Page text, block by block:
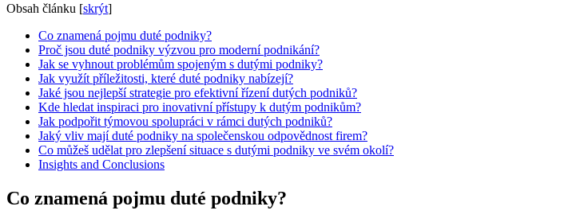
Obsah článku [skrýt]
Co znamená pojmu duté podniky?
Proč jsou duté podniky výzvou pro moderní podnikání?
Jak se vyhnout problémům spojeným s dutými podniky?
Jak využít příležitosti, které duté podniky nabízejí?
Jaké jsou nejlepší strategie pro efektivní řízení dutých podniků?
Kde hledat inspiraci pro inovativní přístupy k dutým podnikům?
Jak podpořit týmovou spolupráci v rámci dutých podniků?
Jaký vliv mají duté podniky na společenskou odpovědnost firem?
Co můžeš udělat pro zlepšení situace s dutými podniky ve svém okolí?
Insights and Conclusions
Co znamená pojmu duté podniky?